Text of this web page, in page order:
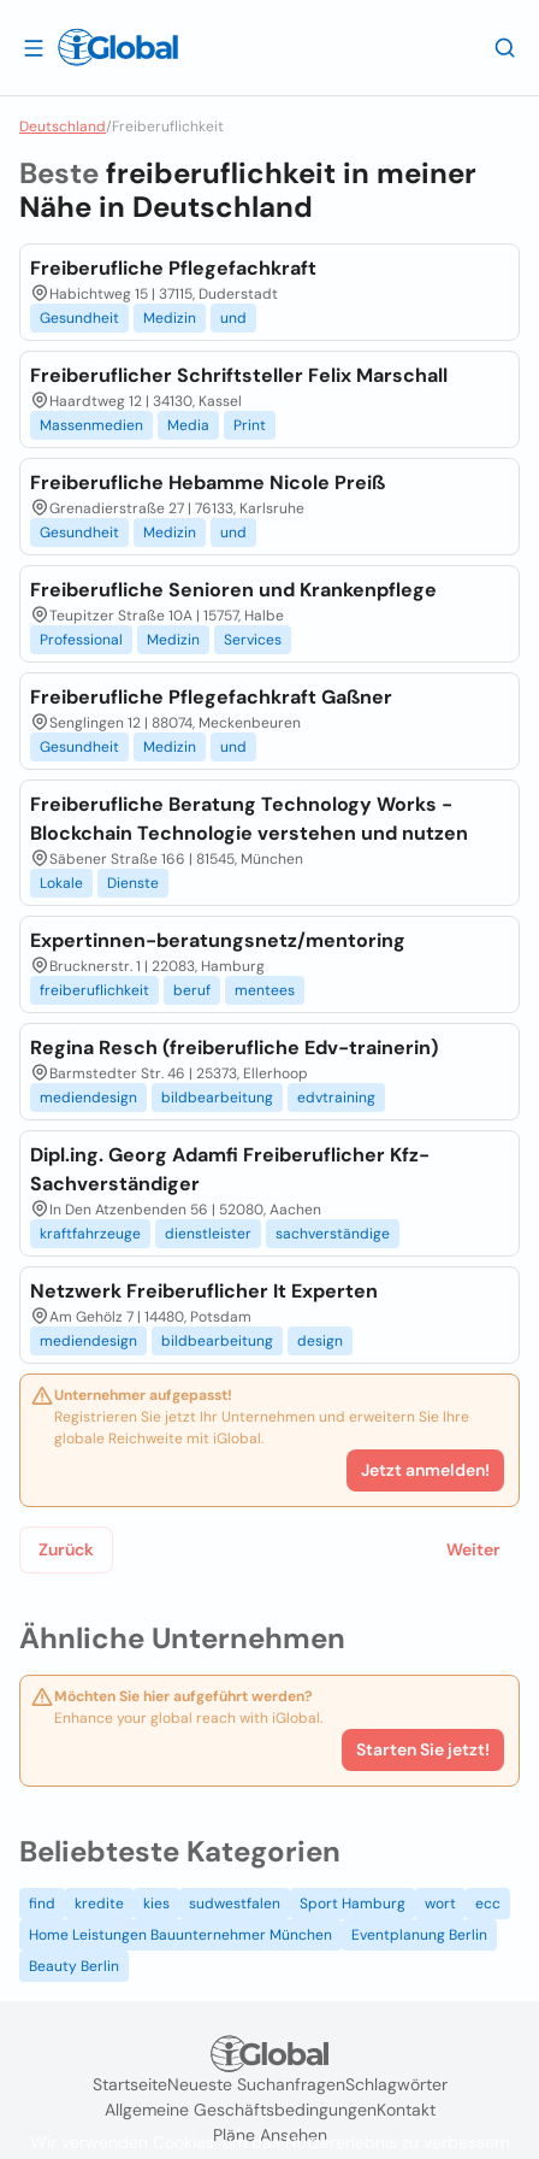
Deutschland/Freiberuflichkeit
Ähnliche Unternehmen
Möchten Sie hier aufgeführt werden?
Enhance your global reach with iGlobal.
Starten Sie jetzt!
Bestefreiberuflichkeit in meiner
Nähe in Deutschland
Freiberufliche Pflegefachkraft
Habichtweg 15 | 37115, Duderstadt
Gesundheit
Medizin und
Freiberuflicher Schriftsteller Felix Marschall
Haardtweg 12 | 34130, Kassel
Massenmedien
Media Print
Freiberufliche Hebamme Nicole Preiß
Grenadierstraße 27 | 76133, Karlsruhe
Gesundheit
Medizin und
Freiberufliche Senioren und Krankenpflege
Teupitzer Straße 10A | 15757, Halbe
Professional
Medizin Services
Freiberufliche Pflegefachkraft Gaßner
Senglingen 12 | 88074, Meckenbeuren
Gesundheit
Medizin und
Freiberufliche Beratung Technology Works -
Blockchain Technologie verstehen und nutzen
Säbener Straße 166 | 81545, München
Lokale
Dienste
Expertinnen-beratungsnetz/mentoring
Brucknerstr. 1 | 22083, Hamburg
freiberuflichkeit
beruf mentees
Regina Resch (freiberufliche Edv-trainerin)
Barmstedter Str. 46 | 25373, Ellerhoop
mediendesign
bildbearbeitung edvtraining
Dipl.ing. Georg Adamfi Freiberuflicher Kfz-
Sachverständiger
In Den Atzenbenden 56 | 52080, Aachen
kraftfahrzeuge
dienstleister sachverständige
Netzwerk Freiberuflicher It Experten
Am Gehölz 7 | 14480, Potsdam
mediendesign
bildbearbeitung design
Unternehmer aufgepasst!
Registrieren Sie jetzt Ihr Unternehmen und erweitern Sie Ihre
globale Reichweite mit iGlobal.
Jetzt anmelden!
Zurück Weiter
Beliebteste Kategorien
find kredite kies sudwestfalen Sport Hamburg wort
ecc
Home Leistungen Bauunternehmer München
Eventplanung Berlin
Beauty Berlin
StartseiteNeueste SuchanfragenSchlagwörter
Allgemeine GeschäftsbedingungenKontakt
Pläne Ansehen
Wir verwenden Cookies, um das Nutzererlebnis zu verbessern